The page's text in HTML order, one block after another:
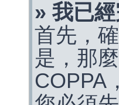
» 我已
首先，
是，那
COPPA